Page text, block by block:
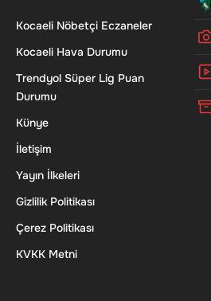
Kocaeli Nöbetçi Eczaneler
Kocaeli Hava Durumu
Trendyol Süper Lig Puan
Durumu
Künye
İletişim
Yayın İlkeleri
Gizlilik Politikası
Çerez Politikası
KVKK Metni